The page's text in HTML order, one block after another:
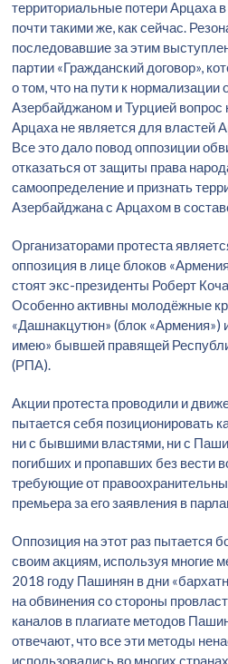
территориальные потери Арцаха
почти такими же, как сейчас.
последовавшие за этим
партии «Гражданский договор»,
о том, что на пути к нормализации
Азербайджаном и Турцией вопрос
Арцаха не является для властей
Все это дало повод оппозиции
отказаться от защиты права
самоопределение и признать
Азербайджана с Арцахом в
Организаторами протеста
оппозиция в лице блоков
стоят экс-президенты Роберт
Особенно активны молодёжные
«Дашнакцутюн» (блок «Армения»)
имею» бывшей правящей
(РПА).
Акции протеста проводили и
пытается себя позиционировать
ни с бывшими властями, ни с
погибших и пропавших без вести
требующие от
премьера за его заявления в
Оппозиция на этот раз пытается
своим акциям, используя многие
2018 году Пашинян в дни
на обвинения со стороны
каналов в плагиате методов
отвечают, что все эти методы
использовались во многих